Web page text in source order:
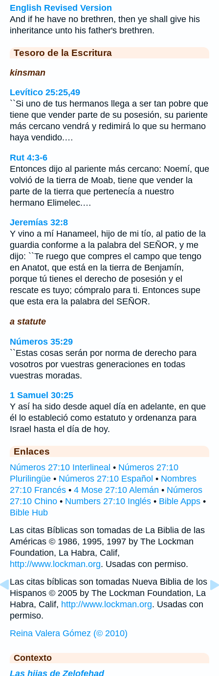
English Revised Version
And if he have no brethren, then ye shall give his
inheritance unto his father's brethren.
Tesoro de la Escritura
kinsman
Levítico 25:25,49
``Si uno de tus hermanos llega a ser tan pobre que
tiene que vender parte de su posesión, su pariente
más cercano vendrá y redimirá lo que su hermano
haya vendido.…
Rut 4:3-6
Entonces dijo al pariente más cercano: Noemí, que
volvió de la tierra de Moab, tiene que vender la
parte de la tierra que pertenecía a nuestro
hermano Elimelec.…
Jeremías 32:8
Y vino a mí Hanameel, hijo de mi tío, al patio de la
guardia conforme a la palabra del SEÑOR, y me
dijo: ``Te ruego que compres el campo que tengo
en Anatot, que está en la tierra de Benjamín,
porque tú tienes el derecho de posesión y el
rescate es tuyo; cómpralo para ti. Entonces supe
que esta era la palabra del SEÑOR.
a statute
Números 35:29
``Estas cosas serán por norma de derecho para
vosotros por vuestras generaciones en todas
vuestras moradas.
1 Samuel 30:25
Y así ha sido desde aquel día en adelante, en que
él lo estableció como estatuto y ordenanza para
Israel hasta el día de hoy.
Enlaces
Números 27:10 Interlineal • Números 27:10
Plurilingüe • Números 27:10 Español • Nombres
27:10 Francés • 4 Mose 27:10 Alemán • Números
27:10 Chino • Numbers 27:10 Inglés • Bible Apps •
Bible Hub
Las citas Bíblicas son tomadas de La Biblia de las
Américas © 1986, 1995, 1997 by The Lockman
Foundation, La Habra, Calif,
http://www.lockman.org. Usadas con permiso.
Las citas bíblicas son tomadas Nueva Biblia de los
Hispanos © 2005 by The Lockman Foundation, La
Habra, Calif, http://www.lockman.org. Usadas con
permiso.
Reina Valera Gómez (© 2010)
Contexto
Las hijas de Zelofehad